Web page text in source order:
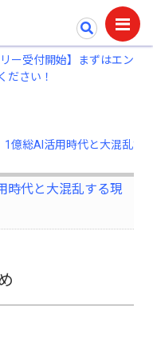
ー受付開始】まずはエン
ださい！
1億総AI活用時代と大混乱す
時代と大混乱する現